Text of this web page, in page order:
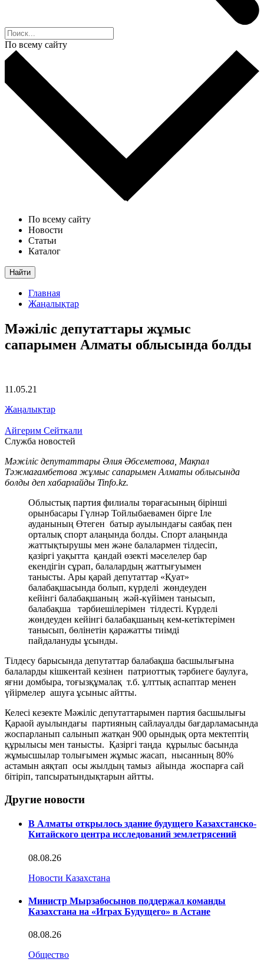
По всему сайту
По всему сайту
Новости
Статьи
Каталог
Найти
Главная
Жаңалықтар
Мәжіліс депутаттары жұмыс
сапарымен Алматы облысында болды
11.05.21
Жаңалықтар
Айгерим Сейткали
Служба новостей
Мәжіліс депутаттары Әлия Әбсеметова, Мақпал
Тәжмағамбетова жұмыс сапарымен Алматы облысында
болды деп хабарлайды Tinfo.kz.
Облыстық партия филиалы төрағасының бірінші
орынбасары Гүлнәр Тойлыбаевамен бірге Іле
ауданының Өтеген батыр ауылындағы саябақ пен
орталық спорт алаңында болды. Спорт алаңында
жаттықтырушы мен және балалармен тілдесіп,
қазіргі уақытта қандай өзекті мәселелер бар
екендігін сұрап, балалардың жаттығуымен
танысты. Ары қарай депутаттар «Қуат»
балабақшасында болып, күрделі жөндеуден
кейінгі балабақшаның жәй-күйімен танысып,
балабақша тәрбиешілерімен тілдесті. Күрделі
жөндеуден кейінгі балабақшаның кем-кетіктерімен
танысып, бөлінетін қаражатты тиімді
пайдалануды ұсынды.
Тілдесу барысында депутаттар балабақша басшылығына
балаларды кішкентай кезінен патриоттық тәрбиеге баулуға,
яғни домбыра, тоғызқұмалақ т.б. ұлттық аспаптар менен
үйірмелер ашуға ұсыныс айтты.
Келесі кезекте Мәжіліс депутаттарымен партия басшылығы
Қараой ауылындағы партияның сайлауалды бағдарламасында
жоспарланып салынып жатқан 900 орындық орта мектептің
құрылысы мен танысты. Қазіргі таңда құрылыс басында
жұмысшылар толығымен жұмыс жасап, нысанның 80%
астамын аяқтап осы жылдың тамыз айында жоспарға сай
бітіріп, тапсыратындықтарын айтты.
Другие новости
В Алматы открылось здание будущего Казахстанско-
Китайского центра исследований землетрясений
08.08.26
Новости Казахстана
Министр Мырзабосынов поддержал команды
Казахстана на «Играх Будущего» в Астане
08.08.26
Общество